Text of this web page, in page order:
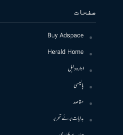
صفحات
Buy Adspace
Herald Home
ادارہ دلیل
پالیسی
مقاصد
ہدایات برائے تحریر